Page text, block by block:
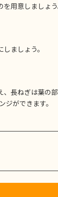
用意しましょう
ましょう。
、長ねぎは葉の
ジができます。